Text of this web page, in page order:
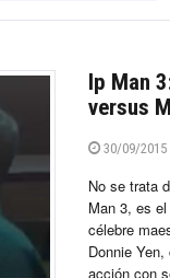
Ip Man
versus
30/09/2015
No se trata
Man 3, es
célebre
Donnie
acción con